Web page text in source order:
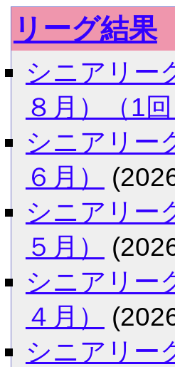
リーグ結果
シニアリー
８月）（1回
シニアリー
６月）
シニアリー
５月）
シニアリー
４月）
シニアリー